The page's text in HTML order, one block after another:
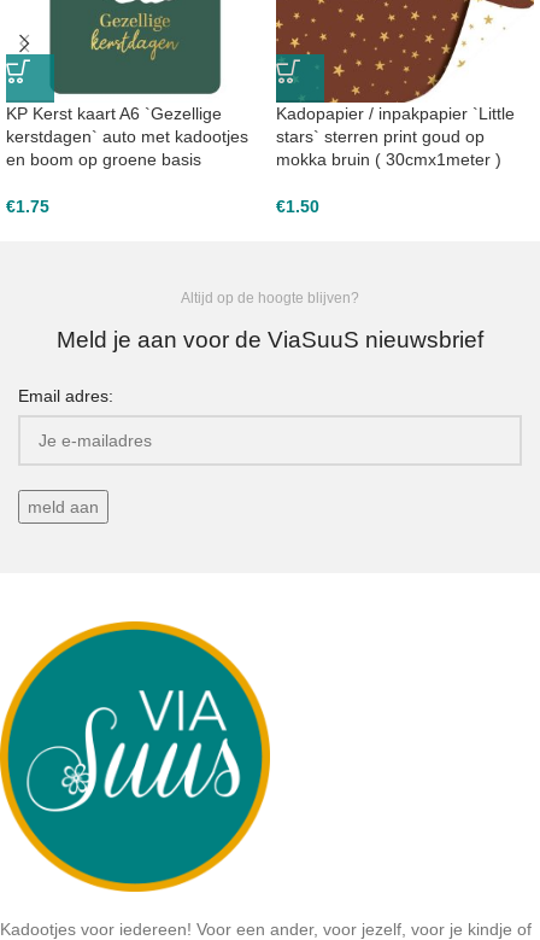
KP Kerst kaart A6 `Gezellige
kerstdagen` auto met kadootjes
en boom op groene basis
€1.75
Kadopapier / inpakpapier `Little
stars` sterren print goud op
mokka bruin ( 30cmx1meter )
€1.50
Altijd op de hoogte blijven?
Meld je aan voor de ViaSuuS nieuwsbrief
Email adres:
Kadootjes voor iedereen! Voor een ander, voor jezelf, voor je kindje of